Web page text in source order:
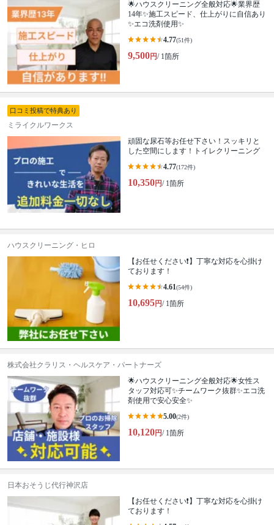
🌟ハウスクリーニング全般対応🌟業界歴
14年✨施工スピード、仕上がりに自信あり
✨エコ洗剤使用✨
4.77(51件)
9,500円/ 1箇所
口コミ投稿で特典あり
ミライクルワークス
頑固な尿石等お任せ下さい！スッキリと
した空間にします！トイレクリーニング
4.77(172件)
10,350円/ 1箇所
ハウスクリーニング・ヒロ
【お任せください❗️】丁寧な対応を心掛け
ております！
4.61(54件)
10,695円/ 1箇所
株式会社クラリス・ヘルスケア・パートナーズ
🌟ハウスクリーニング全般対応🌟女性ス
タッフ対応可✨チームワーク抜群✨エコ洗
剤使用で安心安全✨
5.00(2件)
10,120円/ 1箇所
日本おそうじ代行神沢店
【お任せください❗️】丁寧な対応を心掛け
ております！